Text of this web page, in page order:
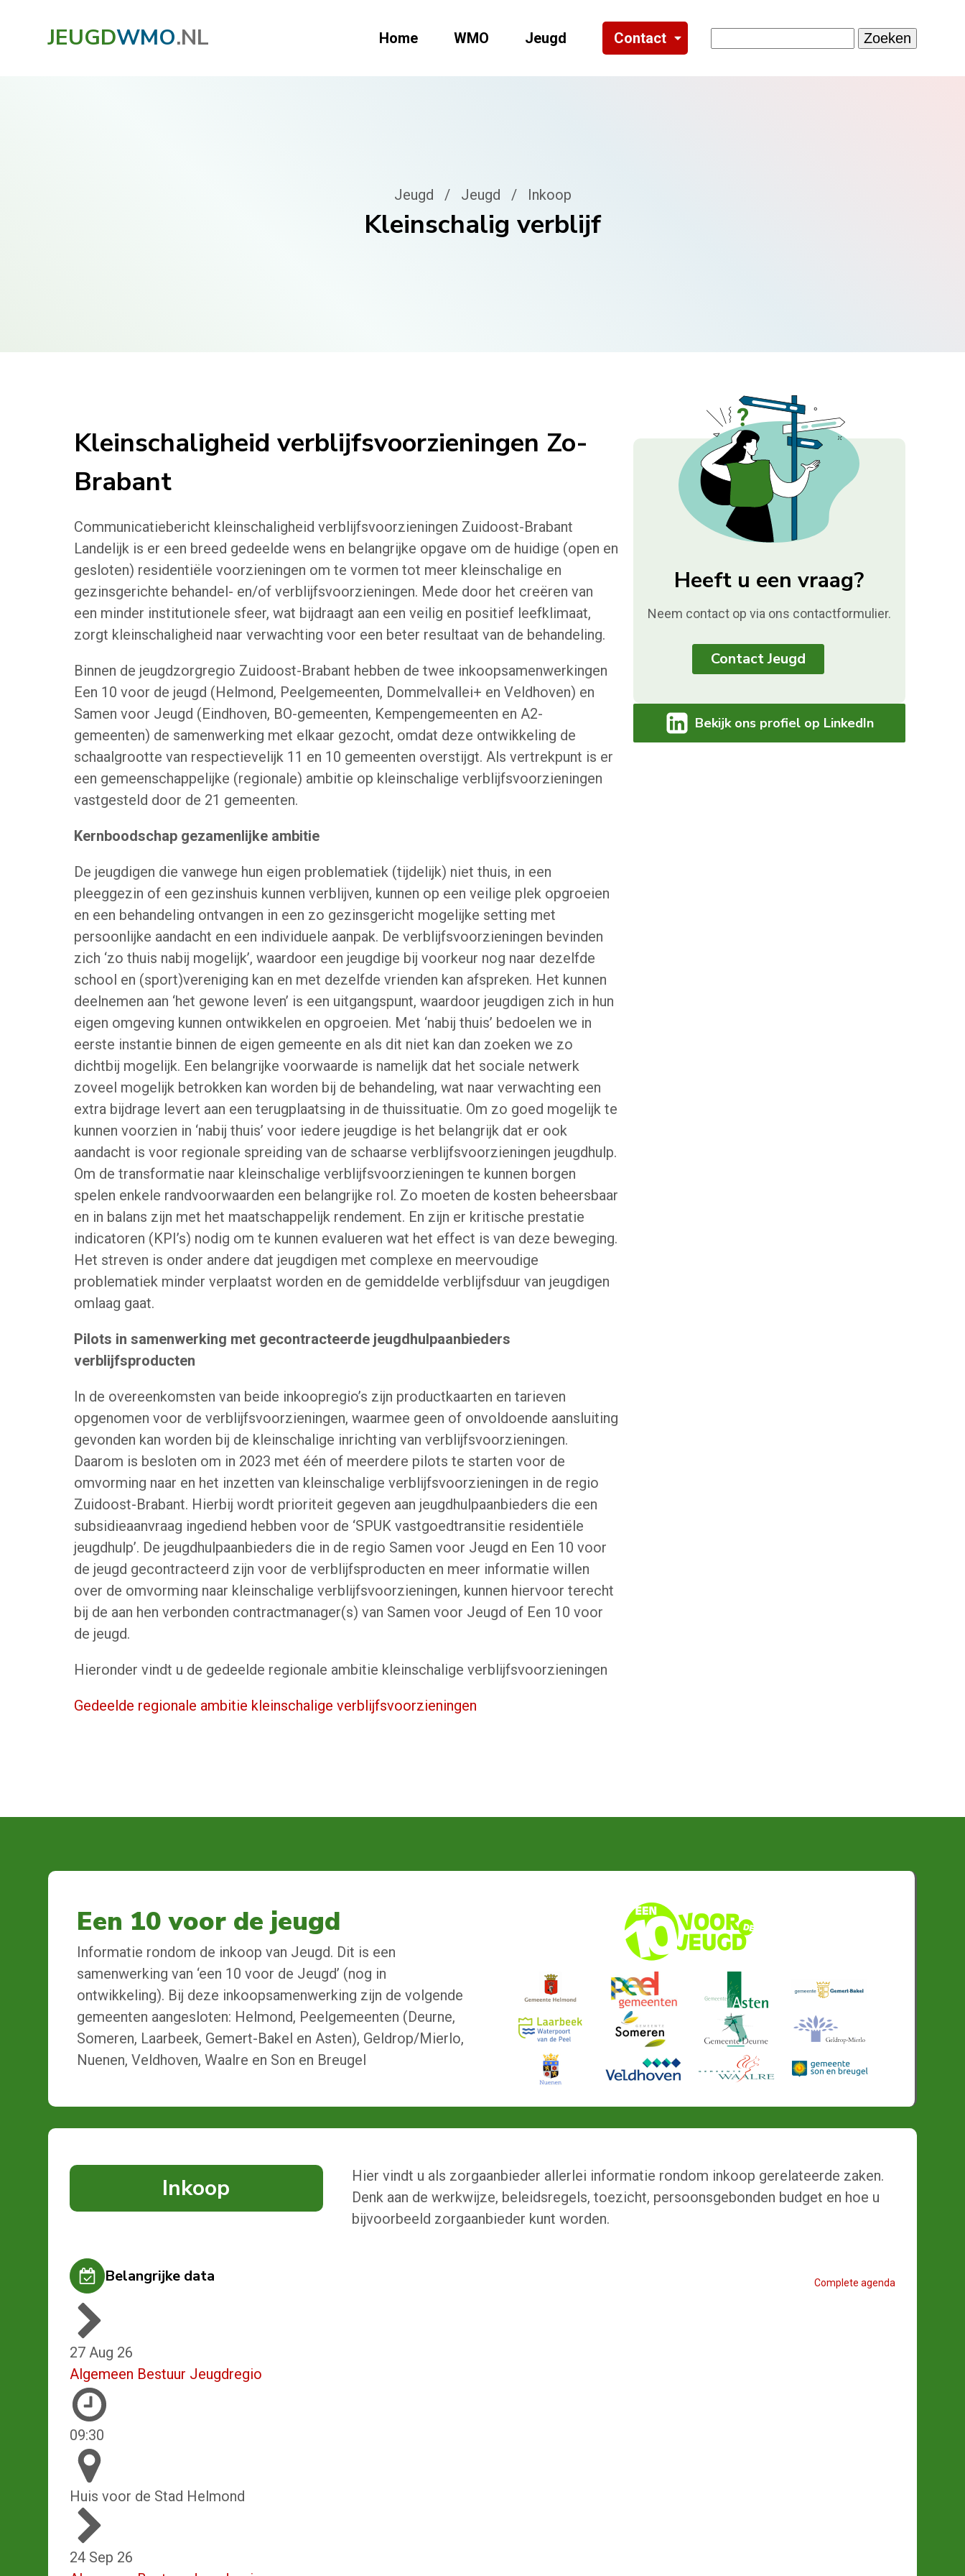
JEUGDWMO.NL Home WMO Jeugd Contact
Jeugd / Jeugd / Inkoop
Kleinschalig verblijf
Kleinschaligheid verblijfsvoorzieningen Zo-
Brabant
Communicatiebericht kleinschaligheid verblijfsvoorzieningen Zuidoost-Brabant
Landelijk is er een breed gedeelde wens en belangrijke opgave om de huidige (open en
gesloten) residentiële voorzieningen om te vormen tot meer kleinschalige en
gezinsgerichte behandel- en/of verblijfsvoorzieningen. Mede door het creëren van
een minder institutionele sfeer, wat bijdraagt aan een veilig en positief leefklimaat,
zorgt kleinschaligheid naar verwachting voor een beter resultaat van de behandeling.
Binnen de jeugdzorgregio Zuidoost-Brabant hebben de twee inkoopsamenwerkingen
Een 10 voor de jeugd (Helmond, Peelgemeenten, Dommelvallei+ en Veldhoven) en
Samen voor Jeugd (Eindhoven, BO-gemeenten, Kempengemeenten en A2-
gemeenten) de samenwerking met elkaar gezocht, omdat deze ontwikkeling de
schaalgrootte van respectievelijk 11 en 10 gemeenten overstijgt. Als vertrekpunt is er
een gemeenschappelijke (regionale) ambitie op kleinschalige verblijfsvoorzieningen
vastgesteld door de 21 gemeenten.
Kernboodschap gezamenlijke ambitie
De jeugdigen die vanwege hun eigen problematiek (tijdelijk) niet thuis, in een
pleeggezin of een gezinshuis kunnen verblijven, kunnen op een veilige plek opgroeien
en een behandeling ontvangen in een zo gezinsgericht mogelijke setting met
persoonlijke aandacht en een individuele aanpak. De verblijfsvoorzieningen bevinden
zich ‘zo thuis nabij mogelijk’, waardoor een jeugdige bij voorkeur nog naar dezelfde
school en (sport)vereniging kan en met dezelfde vrienden kan afspreken. Het kunnen
deelnemen aan ‘het gewone leven’ is een uitgangspunt, waardoor jeugdigen zich in hun
eigen omgeving kunnen ontwikkelen en opgroeien. Met ‘nabij thuis’ bedoelen we in
eerste instantie binnen de eigen gemeente en als dit niet kan dan zoeken we zo
dichtbij mogelijk. Een belangrijke voorwaarde is namelijk dat het sociale netwerk
zoveel mogelijk betrokken kan worden bij de behandeling, wat naar verwachting een
extra bijdrage levert aan een terugplaatsing in de thuissituatie. Om zo goed mogelijk te
kunnen voorzien in ‘nabij thuis’ voor iedere jeugdige is het belangrijk dat er ook
aandacht is voor regionale spreiding van de schaarse verblijfsvoorzieningen jeugdhulp.
Om de transformatie naar kleinschalige verblijfsvoorzieningen te kunnen borgen
spelen enkele randvoorwaarden een belangrijke rol. Zo moeten de kosten beheersbaar
en in balans zijn met het maatschappelijk rendement. En zijn er kritische prestatie
indicatoren (KPI’s) nodig om te kunnen evalueren wat het effect is van deze beweging.
Het streven is onder andere dat jeugdigen met complexe en meervoudige
problematiek minder verplaatst worden en de gemiddelde verblijfsduur van jeugdigen
omlaag gaat.
Pilots in samenwerking met gecontracteerde jeugdhulpaanbieders
verblijfsproducten
In de overeenkomsten van beide inkoopregio’s zijn productkaarten en tarieven
opgenomen voor de verblijfsvoorzieningen, waarmee geen of onvoldoende aansluiting
gevonden kan worden bij de kleinschalige inrichting van verblijfsvoorzieningen.
Daarom is besloten om in 2023 met één of meerdere pilots te starten voor de
omvorming naar en het inzetten van kleinschalige verblijfsvoorzieningen in de regio
Zuidoost-Brabant. Hierbij wordt prioriteit gegeven aan jeugdhulpaanbieders die een
subsidieaanvraag ingediend hebben voor de ‘SPUK vastgoedtransitie residentiële
jeugdhulp’. De jeugdhulpaanbieders die in de regio Samen voor Jeugd en Een 10 voor
de jeugd gecontracteerd zijn voor de verblijfsproducten en meer informatie willen
over de omvorming naar kleinschalige verblijfsvoorzieningen, kunnen hiervoor terecht
bij de aan hen verbonden contractmanager(s) van Samen voor Jeugd of Een 10 voor
de jeugd.
Hieronder vindt u de gedeelde regionale ambitie kleinschalige verblijfsvoorzieningen
Gedeelde regionale ambitie kleinschalige verblijfsvoorzieningen
Heeft u een vraag?
Neem contact op via ons contactformulier.
Contact Jeugd
Bekijk ons profiel op LinkedIn
Een 10 voor de jeugd
Informatie rondom de inkoop van Jeugd. Dit is een
samenwerking van ‘een 10 voor de Jeugd’ (nog in
ontwikkeling). Bij deze inkoopsamenwerking zijn de volgende
gemeenten aangesloten: Helmond, Peelgemeenten (Deurne,
Someren, Laarbeek, Gemert-Bakel en Asten), Geldrop/Mierlo,
Nuenen, Veldhoven, Waalre en Son en Breugel
Inkoop
Hier vindt u als zorgaanbieder allerlei informatie rondom inkoop gerelateerde zaken.
Denk aan de werkwijze, beleidsregels, toezicht, persoonsgebonden budget en hoe u
bijvoorbeeld zorgaanbieder kunt worden.
Belangrijke data Complete agenda
27 Aug 26
Algemeen Bestuur Jeugdregio
09:30
Huis voor de Stad Helmond
24 Sep 26